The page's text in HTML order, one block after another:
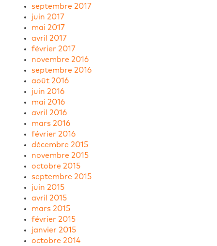
septembre 2017
juin 2017
mai 2017
avril 2017
février 2017
novembre 2016
septembre 2016
août 2016
juin 2016
mai 2016
avril 2016
mars 2016
février 2016
décembre 2015
novembre 2015
octobre 2015
septembre 2015
juin 2015
avril 2015
mars 2015
février 2015
janvier 2015
octobre 2014